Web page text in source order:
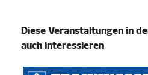
Diese Veranstaltungen in
auch interessieren